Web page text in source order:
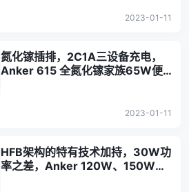
2023-01-11
氮化镓插排，2C1A三设备充电，
Anker 615 全氮化镓家族65W便
2023-01-11
HFB架构的特有技术加持，30W功
率之差，Anker 120W、150W氮